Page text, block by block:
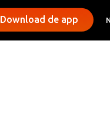
Download de app